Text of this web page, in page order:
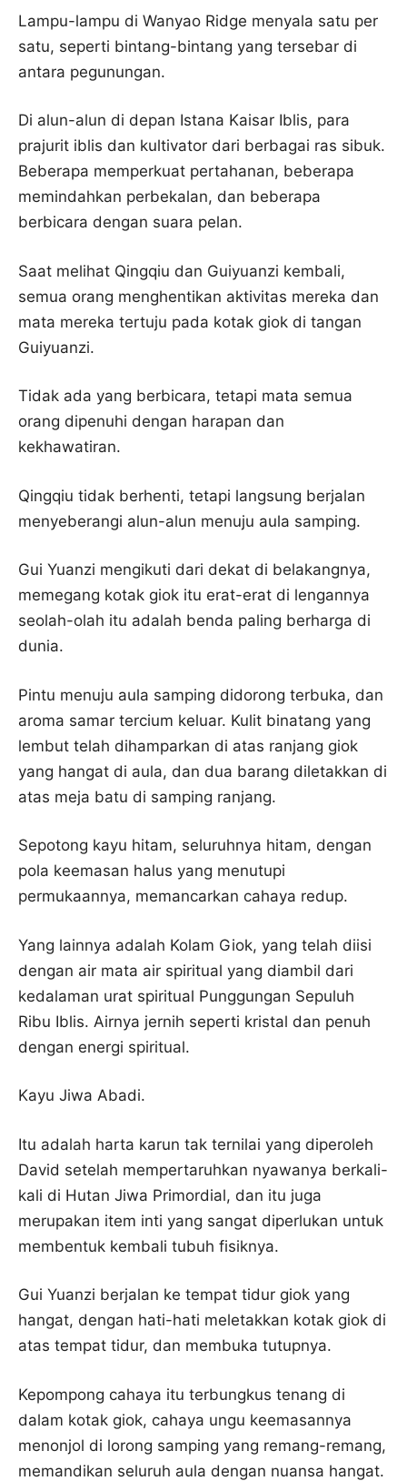
Lampu-lampu di Wanyao Ridge menyala satu per
satu, seperti bintang-bintang yang tersebar di
antara pegunungan.
Di alun-alun di depan Istana Kaisar Iblis, para
prajurit iblis dan kultivator dari berbagai ras sibuk.
Beberapa memperkuat pertahanan, beberapa
memindahkan perbekalan, dan beberapa
berbicara dengan suara pelan.
Saat melihat Qingqiu dan Guiyuanzi kembali,
semua orang menghentikan aktivitas mereka dan
mata mereka tertuju pada kotak giok di tangan
Guiyuanzi.
Tidak ada yang berbicara, tetapi mata semua
orang dipenuhi dengan harapan dan
kekhawatiran.
Qingqiu tidak berhenti, tetapi langsung berjalan
menyeberangi alun-alun menuju aula samping.
Gui Yuanzi mengikuti dari dekat di belakangnya,
memegang kotak giok itu erat-erat di lengannya
seolah-olah itu adalah benda paling berharga di
dunia.
Pintu menuju aula samping didorong terbuka, dan
aroma samar tercium keluar. Kulit binatang yang
lembut telah dihamparkan di atas ranjang giok
yang hangat di aula, dan dua barang diletakkan di
atas meja batu di samping ranjang.
Sepotong kayu hitam, seluruhnya hitam, dengan
pola keemasan halus yang menutupi
permukaannya, memancarkan cahaya redup.
Yang lainnya adalah Kolam Giok, yang telah diisi
dengan air mata air spiritual yang diambil dari
kedalaman urat spiritual Punggungan Sepuluh
Ribu Iblis. Airnya jernih seperti kristal dan penuh
dengan energi spiritual.
Kayu Jiwa Abadi.
Itu adalah harta karun tak ternilai yang diperoleh
David setelah mempertaruhkan nyawanya berkali-
kali di Hutan Jiwa Primordial, dan itu juga
merupakan item inti yang sangat diperlukan untuk
membentuk kembali tubuh fisiknya.
Gui Yuanzi berjalan ke tempat tidur giok yang
hangat, dengan hati-hati meletakkan kotak giok di
atas tempat tidur, dan membuka tutupnya.
Kepompong cahaya itu terbungkus tenang di
dalam kotak giok, cahaya ungu keemasannya
menonjol di lorong samping yang remang-remang,
memandikan seluruh aula dengan nuansa hangat.